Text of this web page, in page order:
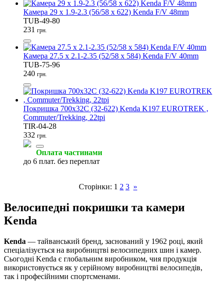
Камера 29 x 1.9-2.3 (56/58 x 622) Kenda F/V 48mm
TUB-49-80
231 грн.
Камера 27.5 x 2.1-2.35 (52/58 x 584) Kenda F/V 40mm
TUB-75-96
240 грн.
Покришка 700x32C (32-622) Kenda K197 EUROTREK ,
Commuter/Trekking, 22tpi
TIR-04-28
332 грн.
Оплата частинами
до 6 плат. без переплат
Сторінки: 1 2 3 »
Велосипедні покришки та камери
Kenda
Kenda — тайванський бренд, заснований у 1962 році, який
спеціалізується на виробництві велосипедних шин і камер.
Сьогодні Kenda є глобальним виробником, чия продукція
використовується як у серійному виробництві велосипедів,
так і професійними спортсменами.